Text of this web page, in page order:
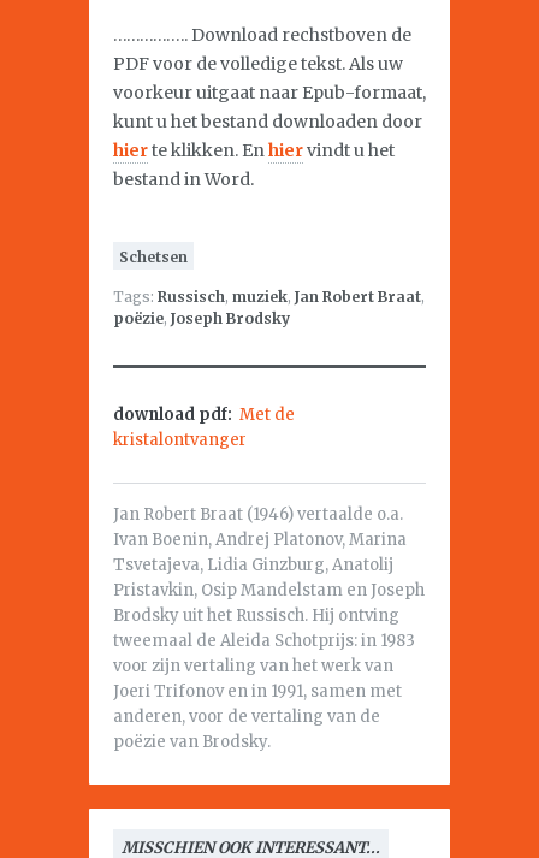
…………….. Download rechstboven de
PDF voor de volledige tekst. Als uw
voorkeur uitgaat naar Epub-formaat,
kunt u het bestand downloaden door
hierte klikken. Enhiervindt u het
bestand in Word.
Schetsen
Tags: Russisch, muziek, Jan Robert Braat,
poëzie, Joseph Brodsky
download pdf: Met de
kristalontvanger
Jan Robert Braat (1946) vertaalde o.a.
Ivan Boenin, Andrej Platonov, Marina
Tsvetajeva, Lidia Ginzburg, Anatolij
Pristavkin, Osip Mandelstam en Joseph
Brodsky uit het Russisch. Hij ontving
tweemaal de Aleida Schotprijs: in 1983
voor zijn vertaling van het werk van
Joeri Trifonov en in 1991, samen met
anderen, voor de vertaling van de
poëzie van Brodsky.
MISSCHIEN OOK INTERESSANT...